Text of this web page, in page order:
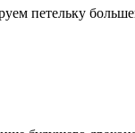
петельку